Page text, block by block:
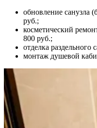
обновление санузла
руб.;
косметический
800 руб.;
отделка раздельного
монтаж душевой